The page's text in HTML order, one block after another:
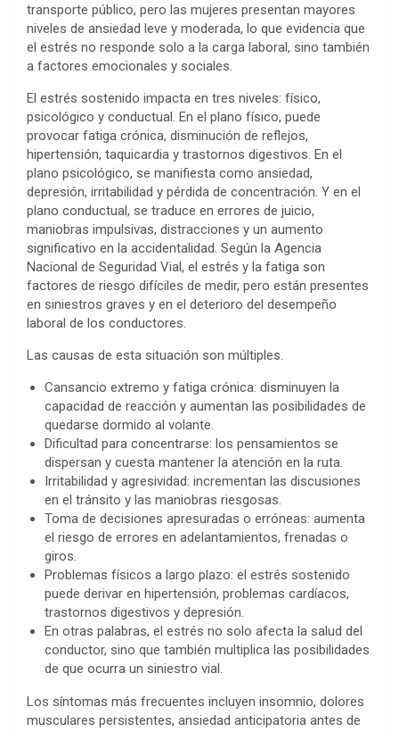
transporte público, pero las mujeres presentan mayores
niveles de ansiedad leve y moderada, lo que evidencia que
el estrés no responde solo a la carga laboral, sino también
a factores emocionales y sociales.
El estrés sostenido impacta en tres niveles: físico,
psicológico y conductual. En el plano físico, puede
provocar fatiga crónica, disminución de reflejos,
hipertensión, taquicardia y trastornos digestivos. En el
plano psicológico, se manifiesta como ansiedad,
depresión, irritabilidad y pérdida de concentración. Y en el
plano conductual, se traduce en errores de juicio,
maniobras impulsivas, distracciones y un aumento
significativo en la accidentalidad. Según la Agencia
Nacional de Seguridad Vial, el estrés y la fatiga son
factores de riesgo difíciles de medir, pero están presentes
en siniestros graves y en el deterioro del desempeño
laboral de los conductores.
Las causas de esta situación son múltiples.
Cansancio extremo y fatiga crónica: disminuyen la
capacidad de reacción y aumentan las posibilidades de
quedarse dormido al volante.
Dificultad para concentrarse: los pensamientos se
dispersan y cuesta mantener la atención en la ruta.
Irritabilidad y agresividad: incrementan las discusiones
en el tránsito y las maniobras riesgosas.
Toma de decisiones apresuradas o erróneas: aumenta
el riesgo de errores en adelantamientos, frenadas o
giros.
Problemas físicos a largo plazo: el estrés sostenido
puede derivar en hipertensión, problemas cardíacos,
trastornos digestivos y depresión.
En otras palabras, el estrés no solo afecta la salud del
conductor, sino que también multiplica las posibilidades
de que ocurra un siniestro vial.
Los síntomas más frecuentes incluyen insomnio, dolores
musculares persistentes, ansiedad anticipatoria antes de